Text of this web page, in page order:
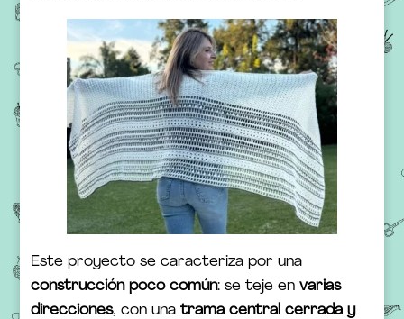
Este proyecto se caracteriza por una
construcción poco común: se teje envarias
direcciones, con unatrama central cerrada y